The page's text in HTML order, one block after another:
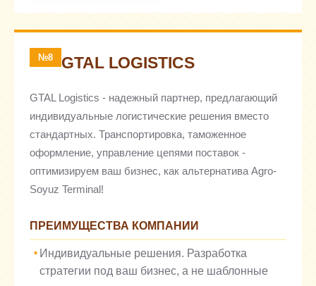
№8 GTAL LOGISTICS
GTAL Logistics - надежный партнер, предлагающий
индивидуальные логистические решения вместо
стандартных. Транспортировка, таможенное
оформление, управление цепями поставок -
оптимизируем ваш бизнес, как альтернатива Agro-
Soyuz Terminal!
ПРЕИМУЩЕСТВА КОМПАНИИ
Индивидуальные решения. Разработка
стратегии под ваш бизнес, а не шаблонные